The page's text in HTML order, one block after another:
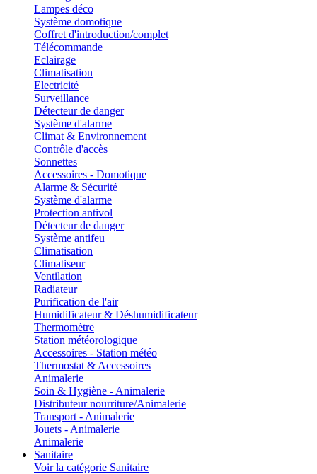
Lampes déco
Système domotique
Coffret d'introduction/complet
Télécommande
Eclairage
Climatisation
Electricité
Surveillance
Détecteur de danger
Système d'alarme
Climat & Environnement
Contrôle d'accès
Sonnettes
Accessoires - Domotique
Alarme & Sécurité
Système d'alarme
Protection antivol
Détecteur de danger
Système antifeu
Climatisation
Climatiseur
Ventilation
Radiateur
Purification de l'air
Humidificateur & Déshumidificateur
Thermomètre
Station météorologique
Accessoires - Station météo
Thermostat & Accessoires
Animalerie
Soin & Hygiène - Animalerie
Distributeur nourriture/Animalerie
Transport - Animalerie
Jouets - Animalerie
Animalerie
Sanitaire
Voir la catégorie Sanitaire